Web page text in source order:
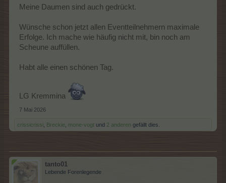
Meine Daumen sind auch gedrückt.
Wünsche schon jetzt allen Eventteilnehmern maximale
Erfolge. Ich mache wie häufig nicht mit, bin noch am
Scheune auffüllen.
Habt alle einen schönen Tag.
LG Kremmina
7 Mai 2026
crissicrissi Breckie mone-vogt und 2 anderen gefällt dies.
tanto01
Lebende Forenlegende